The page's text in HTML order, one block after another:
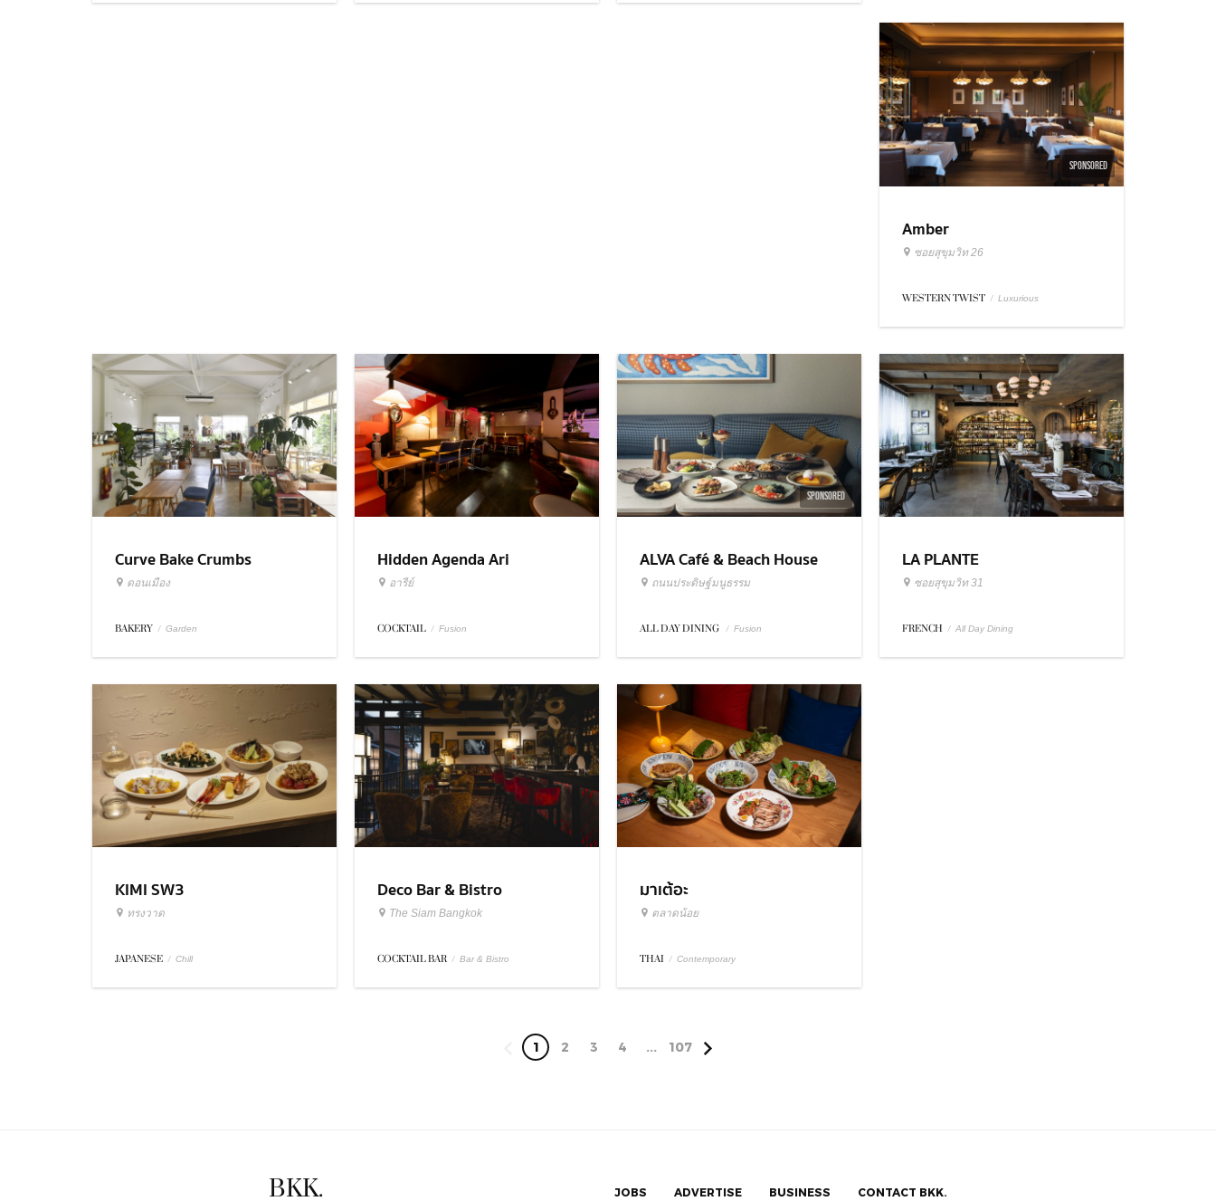
SPONSORED
Amber
ซอยสุขุมวิท 26
WESTERN TWIST / Luxurious
Curve Bake Crumbs
ดอนเมือง
BAKERY / Garden
Hidden Agenda Ari
อารีย์
COCKTAIL / Fusion
SPONSORED
ALVA Café & Beach House
ถนนประดิษฐ์มนูธรรม
ALL DAY DINING / Fusion
LA PLANTE
ซอยสุขุมวิท 31
FRENCH / All Day Dining
KIMI SW3
ทรงวาด
JAPANESE / Chill
Deco Bar & Bistro
The Siam Bangkok
COCKTAIL BAR / Bar & Bistro
มาเต้อะ
ตลาดน้อย
THAI / Contemporary
1 2 3 4 ... 107
BKK. JOBS ADVERTISE BUSINESS CONTACT BKK.